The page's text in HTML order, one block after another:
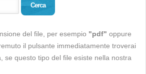
Cerca
del file, per esempio "pdf" oppure
il pulsante immediatamente troverai
se questo tipo del file esiste nella nostra